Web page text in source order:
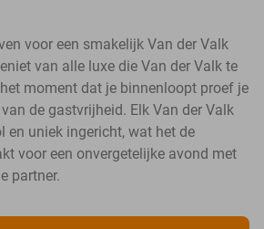
voor een smakelijk Van der Valk
van alle luxe die Van der Valk te
moment dat je binnenloopt proef je
de gastvrijheid. Elk Van der Valk
en uniek ingericht, wat het de
voor een onvergetelijke avond met
partner.